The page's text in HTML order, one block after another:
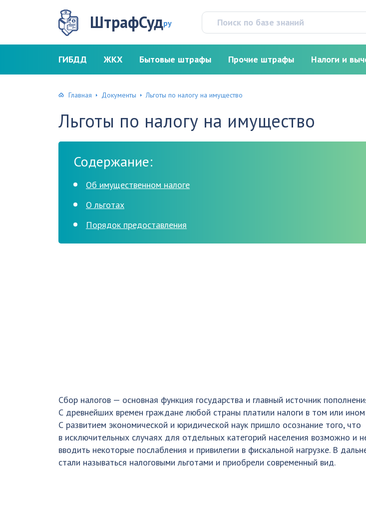
ШтрафСудру
ГИБДД ЖКХ Бытовые штрафы Прочие штрафы Налоги и
Главная Документы Льготы по налогу на имущество
Льготы по налогу на имущество
Содержание:
Об имущественном налоге
О льготах
Порядок предоставления
Сбор налогов — основная функция государства и главный источник
С древнейших времен граждане любой страны платили налоги в том или
С развитием экономической и юридической наук пришло осознание того, что
в исключительных случаях для отдельных категорий населения возможно и
вводить некоторые послабления и привилегии в фискальной нагрузке. В
стали называться налоговыми льготами и приобрели современный вид.